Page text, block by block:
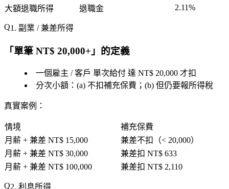
大額退職所得
退職金 2.11%
1. 副業 / 兼差所得
「單筆 NT$ 20,000+ 」的定義
一個雇主 / 客戶 單次給付 達 NT$ 20,000 才扣
分次小額：(a) 不扣補充保費；(b) 但仍要報所得稅
真實案例 ：
情境
補充保費
月薪 + 兼差 NT$ 15,000
兼差不扣（< 20,000）
月薪 + 兼差 NT$ 30,000
兼差扣 NT$ 633
月薪 + 兼差 NT$ 100,000
兼差扣 NT$ 2,110
2. 利息所得